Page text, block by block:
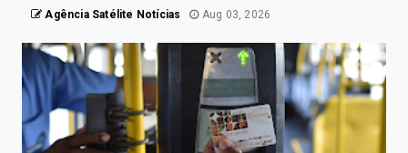
Agência Satélite Notícias Aug 03, 2026